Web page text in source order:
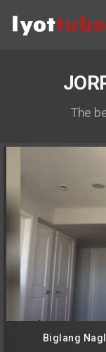
The
Biglang